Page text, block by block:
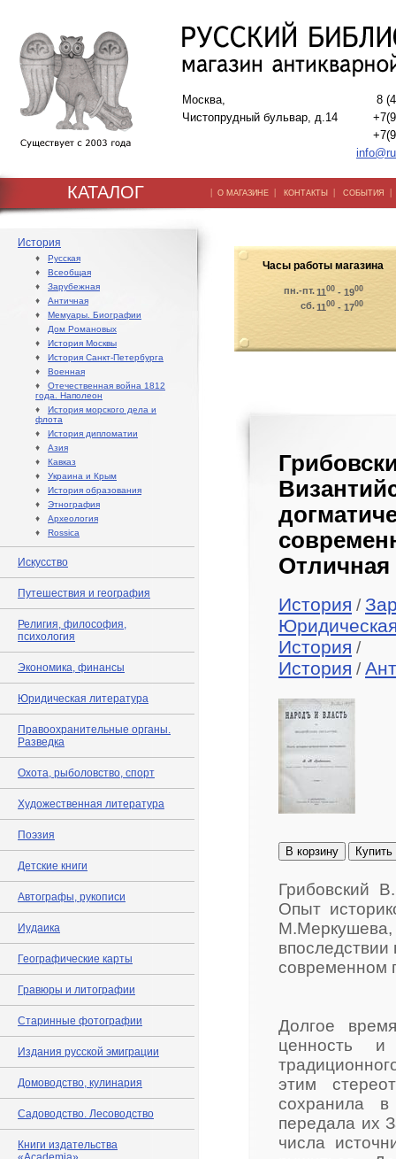
Москва,
Чистопрудный бульвар, д.14
8
КАТАЛОГ | О МАГАЗИНЕ | КОНТАКТЫ | СОБЫТИЯ
История
♦ Русская
♦ Всеобщая
♦ Зарубежная
♦ Античная
♦ Мемуары. Биографии
♦ Дом Романовых
♦ История Москвы
♦ История Санкт-Петербурга
♦ Военная
♦ Отечественная война 1812
года. Наполеон
♦ История морского дела и
флота
♦ История дипломатии
♦ Азия
♦ Кавказ
♦ Украина и Крым
♦ История образования
♦ Этнография
♦ Археология
♦ Rossica
Искусство
Путешествия и география
Религия, философия,
психология
Экономика, финансы
Юридическая литература
Правоохранительные органы.
Разведка
Охота, рыболовство, спорт
Художественная литература
Поэзия
Детские книги
Автографы, рукописи
Иудаика
Географические карты
Гравюры и литографии
Старинные фотографии
Издания русской эмиграции
Домоводство, кулинария
Садоводство. Лесоводство
Книги издательства
Часы работы магазина
пн.-пт.1100 - 1900
сб.1100 - 1700
Отличная
История /
История /
История /
В корзину Купить
Грибовский
Опыт
современном
Долгое
ценность и
этим
сохранила
передала их
числа